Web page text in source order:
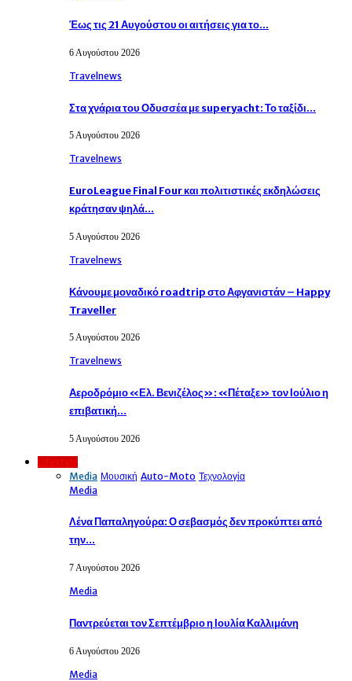
Έως τις 21 Αυγούστου οι αιτήσεις για το…
6 Αυγούστου 2026
Travelnews
Στα χνάρια του Οδυσσέα με superyacht: Το ταξίδι…
5 Αυγούστου 2026
Travelnews
EuroLeague Final Four και πολιτιστικές εκδηλώσεις
κράτησαν ψηλά…
5 Αυγούστου 2026
Travelnews
Κάνουμε μοναδικό roadtrip στο Αφγανιστάν – Happy
Traveller
5 Αυγούστου 2026
Travelnews
Αεροδρόμιο «Ελ. Βενιζέλος»: «Πέταξε» τον Ιούλιο η
επιβατική…
5 Αυγούστου 2026
Lifestyle
Media Μουσική Auto-Moto Τεχνολογία
Media
Λένα Παπαληγούρα: Ο σεβασμός δεν προκύπτει από
την…
7 Αυγούστου 2026
Media
Παντρεύεται τον Σεπτέμβριο η Ιουλία Καλλιμάνη
6 Αυγούστου 2026
Media